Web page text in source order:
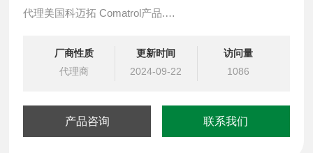
代理美国科迈拓 Comatrol产品.
提供油路系统设计,油路块设计,阀块设计与选型
液压油缸，经销力士乐、派克、中国台湾北部等液压元件
厂商性质
代理商
更新时间
2024-09-22
访问量
1086
产品咨询 联系我们